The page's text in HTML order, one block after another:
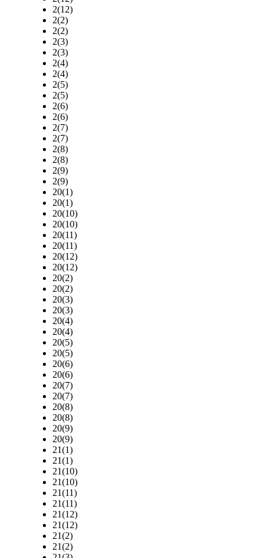
2(12)
2(2)
2(2)
2(3)
2(3)
2(4)
2(4)
2(5)
2(5)
2(6)
2(6)
2(7)
2(7)
2(8)
2(8)
2(9)
2(9)
20(1)
20(1)
20(10)
20(10)
20(11)
20(11)
20(12)
20(12)
20(2)
20(2)
20(3)
20(3)
20(4)
20(4)
20(5)
20(5)
20(6)
20(6)
20(7)
20(7)
20(8)
20(8)
20(9)
20(9)
21(1)
21(1)
21(10)
21(10)
21(11)
21(11)
21(12)
21(12)
21(2)
21(2)